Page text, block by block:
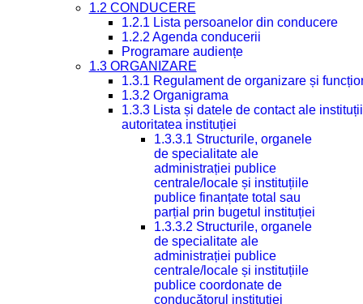
1.2 CONDUCERE
1.2.1 Lista persoanelor din conducere
1.2.2 Agenda conducerii
Programare audiențe
1.3 ORGANIZARE
1.3.1 Regulament de organizare și
1.3.2 Organigrama
1.3.3 Lista și datele de contact ale
autoritatea instituției
1.3.3.1 Structurile, organele
de specialitate ale
administrației publice
centrale/locale și instituțiile
publice finanțate total sau
parțial prin bugetul instituției
1.3.3.2 Structurile, organele
de specialitate ale
administrației publice
centrale/locale și instituțiile
publice coordonate de
conducătorul instituției